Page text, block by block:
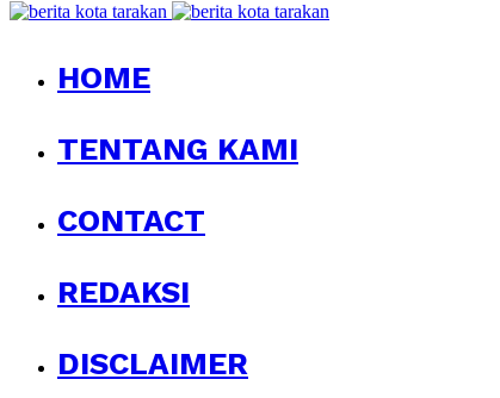
HOME
TENTANG KAMI
CONTACT
REDAKSI
DISCLAIMER